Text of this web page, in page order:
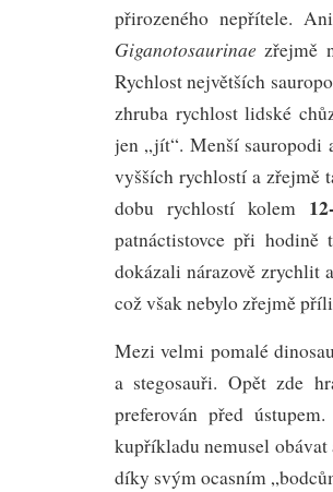
přirozeného nepřítele.
Giganotosaurinae zřejmě
Rychlost největších
zhruba rychlost lidské
jen „jít“. Menší sauropodi
vyšších rychlostí a zřejmě
dobu rychlostí kolem
patnáctistovce při hodině
dokázali nárazově zrychlit
což však nebylo zřejmě
Mezi velmi pomalé
a stegosauři. Opět zde
preferován před
kupříkladu nemusel obávat
díky svým ocasním